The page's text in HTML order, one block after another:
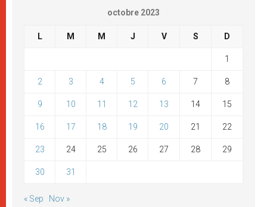
octobre 2023
L M M J V S D
1
2 3 4 5 6 7 8
9 10 11 12 13 14 15
16 17 18 19 20 21 22
23 24 25 26 27 28 29
30 31
« Sep Nov »